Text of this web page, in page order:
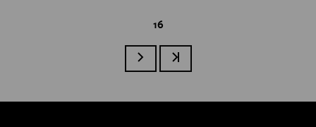
Paginatie
Page
16
Volgende paginaLaatste pagina